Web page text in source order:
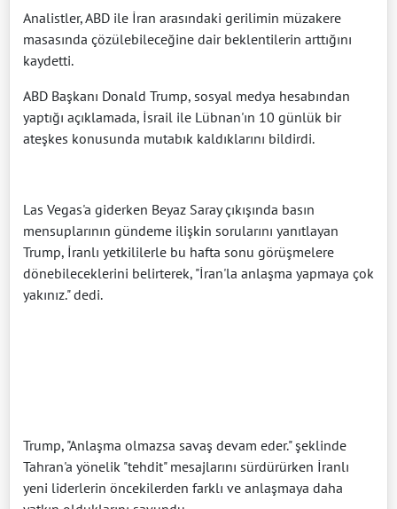
Analistler, ABD ile İran arasındaki gerilimin müzakere
masasında çözülebileceğine dair beklentilerin arttığını
kaydetti.
ABD Başkanı Donald Trump, sosyal medya hesabından
yaptığı açıklamada, İsrail ile Lübnan'ın 10 günlük bir
ateşkes konusunda mutabık kaldıklarını bildirdi.
Las Vegas'a giderken Beyaz Saray çıkışında basın
mensuplarının gündeme ilişkin sorularını yanıtlayan
Trump, İranlı yetkililerle bu hafta sonu görüşmelere
dönebileceklerini belirterek, "İran'la anlaşma yapmaya çok
yakınız." dedi.
Trump, "Anlaşma olmazsa savaş devam eder." şeklinde
Tahran'a yönelik "tehdit" mesajlarını sürdürürken İranlı
yeni liderlerin öncekilerden farklı ve anlaşmaya daha